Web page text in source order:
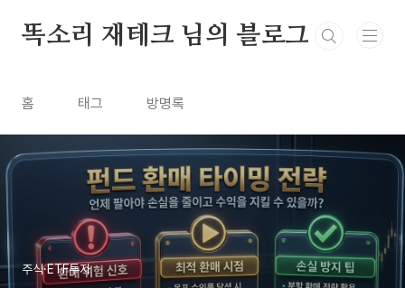
똑소리 재테크 님의 블로그
홈 태그 방명록
주식·ETF투자